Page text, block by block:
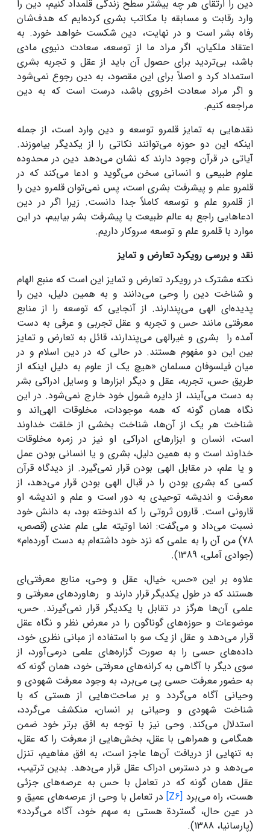
دین را ارتقای هر چه بیشتر سطح زندگی قلمداد کنیم، دین را
وارد رقابت و مسابقه با مکاتب بشری کرده‌ایم که هدف‌شان
رفاه بشر است و در نهایت، دین شکست خواهد خورد. به
اعتقاد ملکیان، اگر مراد ما از توسعه، سعادت دنیوی مادی
باشد، بی‌تردید برای حصول آن باید از عقل و تجربه بشری
استمداد کرد و اصلاً برای این مقصود، به دین رجوع نمی‌شود
و اگر مراد سعادت اخروی باشد، درست است که به دین
مراجعه کنیم.
نقدهایی به تمایز قلمرو توسعه و دین وارد است، از جمله
اینکه این دو حوزه می‌توانند نکاتی را از یکدیگر بیاموزند.
آیاتی در قرآن وجود دارند که نشان می‌دهد دین در محدوده
علوم طبیعی و انسانی سخن می‌گوید و ادعا می‌کند که در
قلمرو علم و پیشرفت بشری است، پس نمی‌توان قلمرو دین را
از قلمرو علم و توسعه کاملاً جدا دانست. زیرا اگر در دین
ادعاهایی راجع به عالم طبیعت یا پیشرفت بشر بیابیم، در این
موارد با قلمرو علم و توسعه سروکار داریم.
نقد و بررسی رویکرد تعارض و تمایز
نکته مشترک در رویکرد تعارض و تمایز این است که منبع الهام
و شناخت دین را وحی می‌دانند و به همین دلیل، دین را
پدیده‌ای الهی می‌پندارند. از آنجایی که توسعه را از منابع
معرفتی مانند حس و تجربه و عقل تجربی و عرفی به دست
آمده را بشری و غیرالهی می‌پندارند، قائل به تعارض و تمایز
بین این دو مفهوم هستند. در حالی که در دین اسلام و در
میان فیلسوفان مسلمان «هیچ یک از علوم به دلیل اینکه از
طریق حس، تجربه، عقل و دیگر ابزارها و وسایل ادراکی بشر
به دست می‌آیند، از دایره شمول خود خارج نمی‌شود. در این
نگاه همان گونه که همه موجودات، مخلوقات الهی‌اند و
شناخت هر یک از آن‌ها، شناخت بخشی از خلقت خداوند
است، انسان و ابزارهای ادراکی او نیز در زمره مخلوقات
خداوند است و به همین دلیل، بشری و یا انسانی بودن عمل
و یا علم، در مقابل الهی بودن قرار نمی‌گیرد. از دیدگاه قرآن
کسی که بشری بودن را در قبال الهی بودن قرار می‌دهد، از
معرفت و اندیشه توحیدی به دور است و علم و اندیشه او
قارونی است. قارون ثروتی را که اندوخته بود، به دانش خود
نسبت می‌داد و می‌گفت: انما اوتیته علی علم عندی (قصص،
78) من آن را به علمی که نزد خود داشته‌ام به دست آورده‌ام»
(جوادی آملی، 1389).
علاوه بر این «حس، خیال، عقل و وحی، منابع معرفتی‌ای
هستند که در طول یکدیگر قرار دارند و رهاوردهای معرفتی و
علمی آن‌ها هرگز در تقابل با یکدیگر قرار نمی‌گیرند. حس،
موضوعات و حوزه‌های گوناگون را در معرض نظر و نگاه عقل
قرار می‌دهد و عقل از یک سو با استفاده از مبانی نظری خود،
داده‌های حسی را به صورت گزاره‌های علمی درمی‌آورد، از
سوی دیگر با آگاهی به کرانه‌های معرفتی خود، همان گونه که
به حضور معرفت حسی پی می‌برد، به وجود معرفت شهودی و
وحیانی آگاه می‌گردد و بر ساحت‌هایی از هستی که با
شناخت شهودی و وحیانی بر انسان، منکشف می‌گردد،
استدلال می‌کند. وحی نیز با توجه به افق برتر خود ضمن
همگامی و همراهی با عقل، بخش‌هایی از معرفت را که عقل،
به تنهایی از دریافت آن‌ها عاجز است، به افق مفاهیم، تنزل
می‌دهد و در دسترس ادراک عقل قرار می‌دهد. بدین ترتیب،
عقل همان گونه که در تعامل با حس به عرصه‌های جزئی
هست، راه می‌برد [Z6]
در تعامل با وحی از عرصه‌های عمیق و
در عین حال، گستردة هستی به سهم خود، آگاه می‌گردد»
(پارسانیا، 1388).